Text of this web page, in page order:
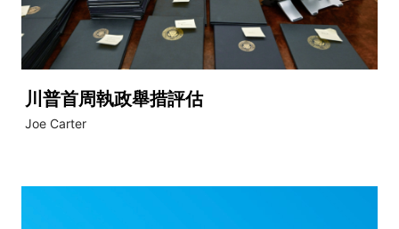
川普首周執政舉措評估
Joe Carter